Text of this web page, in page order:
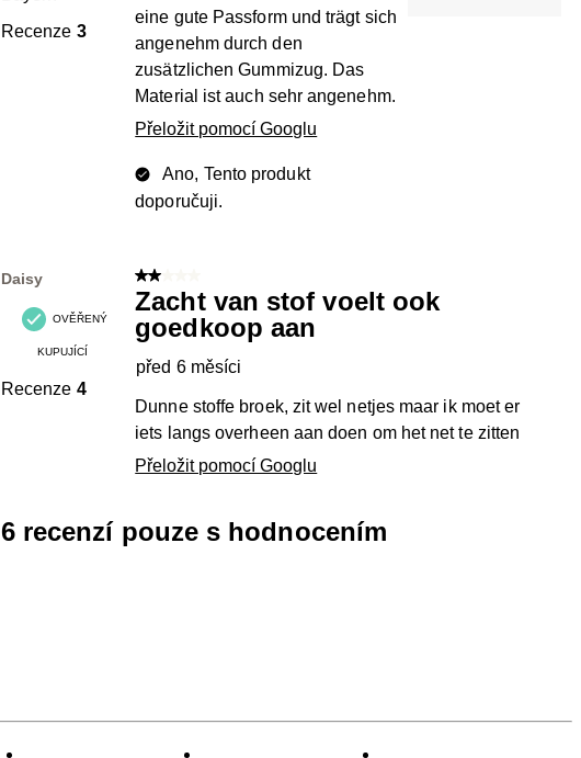
Recenze 3
eine gute Passform und trägt sich
angenehm durch den
zusätzlichen Gummizug. Das
Material ist auch sehr angenehm.
Přeložit pomocí Googlu
Ano, Tento produkt
doporučuji.
Daisy
OVĚŘENÝ
KUPUJÍCÍ
Recenze 4
2 z 5 hvězdiček.
Zacht van stof voelt ook
goedkoop aan
před 6 měsíci
Dunne stoffe broek, zit wel netjes maar ik moet er
iets langs overheen aan doen om het net te zitten
Přeložit pomocí Googlu
6 recenzí pouze s hodnocením